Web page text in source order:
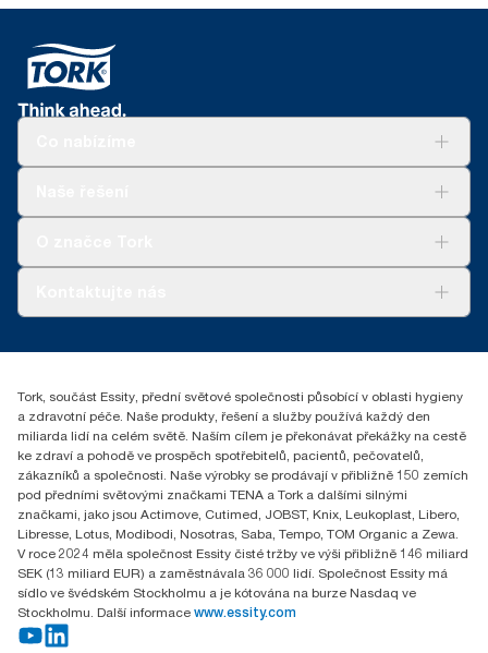
reception.prague@essity.com
Praha 8, Karlin, Sokolovská 100/94
186 00 Česká republika
Tork, součást Essity, přední světové společnosti působící v oblasti hygieny
a zdravotní péče. Naše produkty, řešení a služby používá každý den
miliarda lidí na celém světě. Naším cílem je překonávat překážky na cestě
ke zdraví a pohodě ve prospěch spotřebitelů, pacientů, pečovatelů,
zákazníků a společnosti. Naše výrobky se prodávají v přibližně 150 zemích
pod předními světovými značkami TENA a Tork a dalšími silnými
značkami, jako jsou Actimove, Cutimed, JOBST, Knix, Leukoplast, Libero,
Libresse, Lotus, Modibodi, Nosotras, Saba, Tempo, TOM Organic a Zewa.
V roce 2024 měla společnost Essity čisté tržby ve výši přibližně 146 miliard
SEK (13 miliard EUR) a zaměstnávala 36 000 lidí. Společnost Essity má
sídlo ve švédském Stockholmu a je kótována na burze Nasdaq ve
Stockholmu. Další informace www.essity.com